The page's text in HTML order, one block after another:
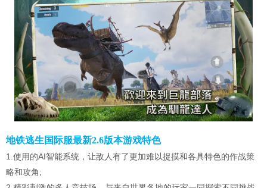
地铁逃生国际服最新2.6版本游戏特色
1.使用的AI智能系统，让敌人有了更加难以捉摸和各具特色的作战策
略和攻角;